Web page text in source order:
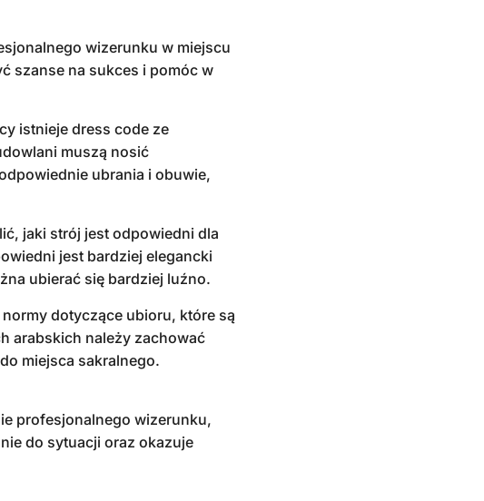
wizerunku w miejscu
szanse na sukces i pomóc w
istnieje dress code ze
muszą nosić
ubrania i obuwie,
jaki strój jest odpowiedni dla
jest bardziej elegancki
ubierać się bardziej luźno.
dotyczące ubioru, które są
arabskich należy zachować
miejsca sakralnego.
profesjonalnego wizerunku,
do sytuacji oraz okazuje